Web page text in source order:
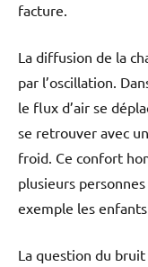
facture.
La diffusion de la
par l’oscillation.
le flux d’air se
se retrouver avec
froid. Ce confort
plusieurs
exemple les
La question du